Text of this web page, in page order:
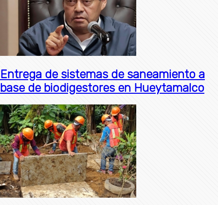
Entrega de sistemas de saneamiento a
base de biodigestores en Hueytamalco